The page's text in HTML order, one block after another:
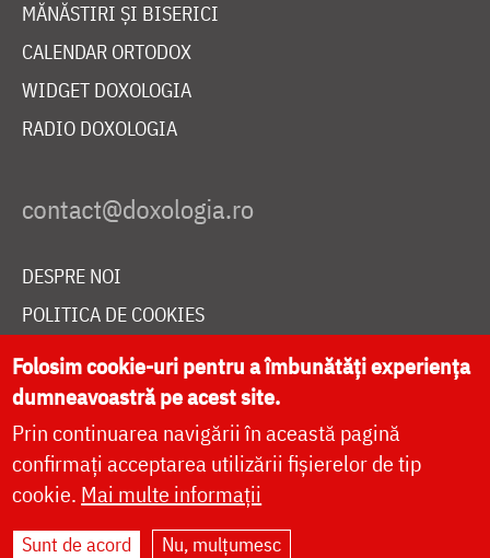
MĂNĂSTIRI ȘI BISERICI
CALENDAR ORTODOX
WIDGET DOXOLOGIA
RADIO DOXOLOGIA
DESPRE NOI
POLITICA DE COOKIES
DONEAZĂ ONLINE PENTRU CATEDRALA NAȚIONALĂ
LIVE
Site dezvoltat deDOXOLOGIA MEDIA
Folosim cookie-uri pentru a îmbunătăți experiența
dumneavoastră pe acest site.
Prin continuarea navigării în această pagină
confirmați acceptarea utilizării fișierelor de tip
cookie. Mai multe informații
Sunt de acord Nu, mulțumesc